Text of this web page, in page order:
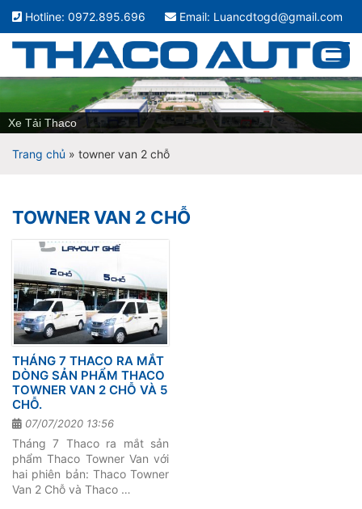
Hotline: 0972.895.696 Email: Luancdtogd@gmail.com
Xe Tải Thaco
Trang chủ » towner van 2 chỗ
TOWNER VAN 2 CHỖ
THÁNG 7 THACO RA MẮT
DÒNG SẢN PHẨM THACO
TOWNER VAN 2 CHỖ VÀ 5
CHỖ.
07/07/2020 13:56
Tháng 7 Thaco ra mắt sản
phẩm Thaco Towner Van với
hai phiên bản: Thaco Towner
Van 2 Chỗ và Thaco …